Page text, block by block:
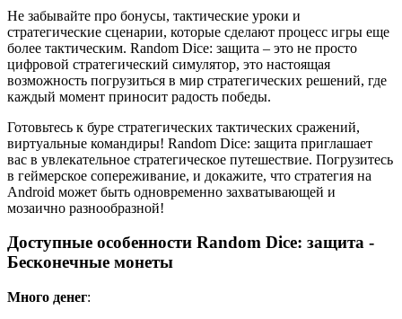
Не забывайте про бонусы, тактические уроки и
стратегические сценарии, которые сделают процесс игры еще
более тактическим. Random Dice: защита – это не просто
цифровой стратегический симулятор, это настоящая
возможность погрузиться в мир стратегических решений, где
каждый момент приносит радость победы.
Готовьтесь к буре стратегических тактических сражений,
виртуальные командиры! Random Dice: защита приглашает
вас в увлекательное стратегическое путешествие. Погрузитесь
в геймерское сопереживание, и докажите, что стратегия на
Android может быть одновременно захватывающей и
мозаично разнообразной!
Доступные особенности Random Dice: защита -
Бесконечные монеты
Много денег: